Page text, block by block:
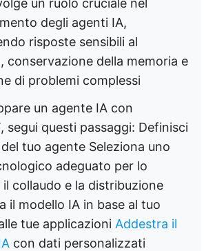
un ruolo cruciale nel
degli agenti IA,
risposte sensibili al
conservazione della memoria e
di problemi complessi
un agente IA con
segui questi passaggi: Definisci
tuo agente Seleziona uno
adeguato per lo
il collaudo e la distribuzione
il modello IA in base al tuo
tue applicazioni Addestra il
con dati personalizzati